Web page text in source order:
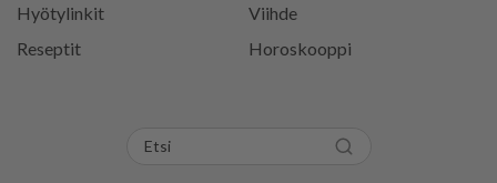
Hyötylinkit
Viihde
Reseptit
Horoskooppi